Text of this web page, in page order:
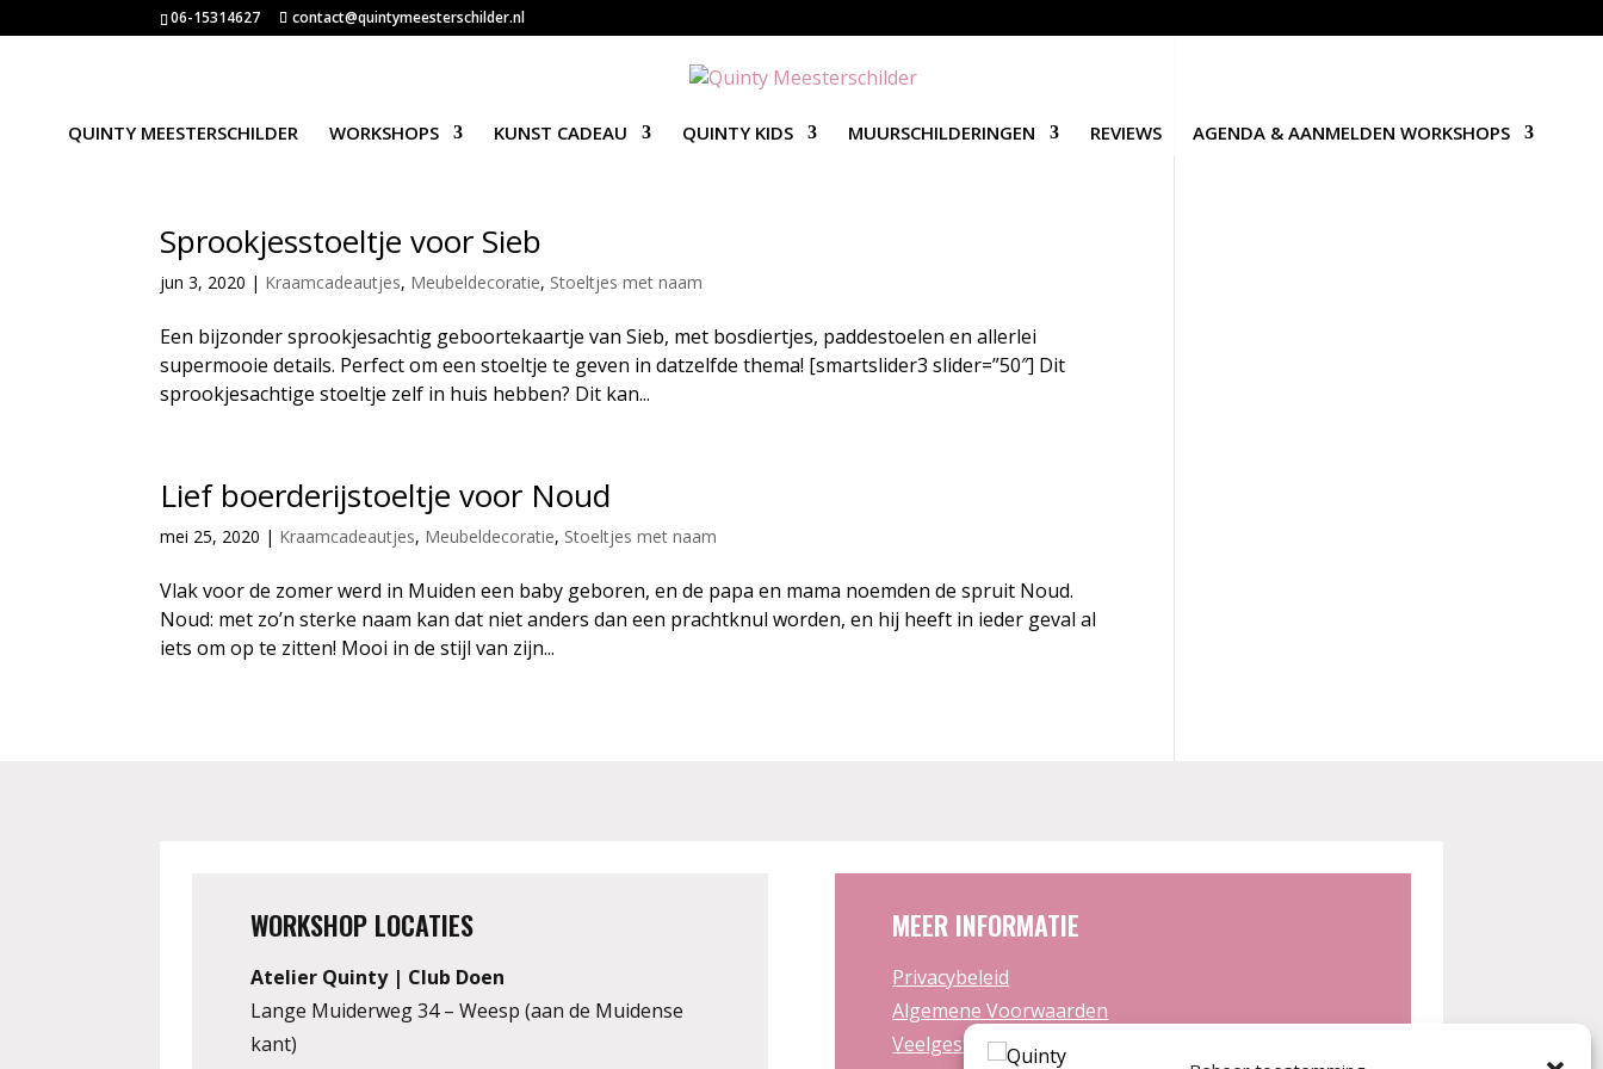
06-15314627 contact@quintymeesterschilder.nl
QUINTY MEESTERSCHILDER WORKSHOPS KUNST CADEAU QUINTY KIDS MUURSCHILDERINGEN REVIEWS AGENDA & AANMELDEN WORKSHOPS
Sprookjesstoeltje voor Sieb
jun 3, 2020 | Kraamcadeautjes, Meubeldecoratie, Stoeltjes met naam
Een bijzonder sprookjesachtig geboortekaartje van Sieb, met bosdiertjes, paddestoelen en allerlei
supermooie details. Perfect om een stoeltje te geven in datzelfde thema! [smartslider3 slider=”50″] Dit
sprookjesachtige stoeltje zelf in huis hebben? Dit kan...
Lief boerderijstoeltje voor Noud
mei 25, 2020 | Kraamcadeautjes, Meubeldecoratie, Stoeltjes met naam
Vlak voor de zomer werd in Muiden een baby geboren, en de papa en mama noemden de spruit Noud.
Noud: met zo’n sterke naam kan dat niet anders dan een prachtknul worden, en hij heeft in ieder geval al
iets om op te zitten! Mooi in de stijl van zijn...
WORKSHOP LOCATIES
Atelier Quinty | Club Doen
Lange Muiderweg 34 – Weesp (aan de Muidense
kant)
MEER INFORMATIE
Privacybeleid
Algemene Voorwaarden
Veelgestelde vragen